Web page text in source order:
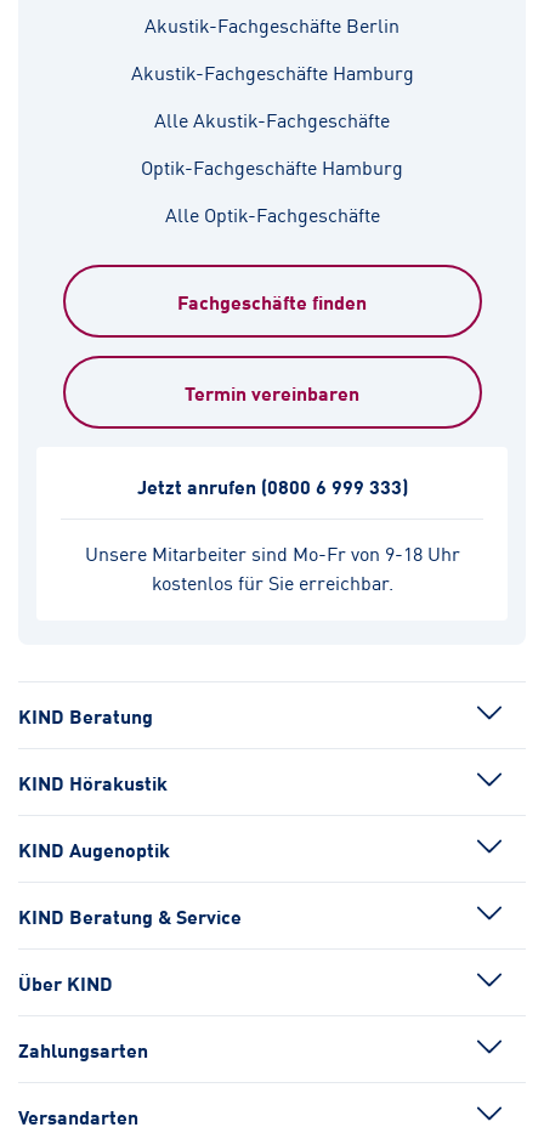
Akustik-Fachgeschäfte Berlin
Akustik-Fachgeschäfte Hamburg
Alle Akustik-Fachgeschäfte
Optik-Fachgeschäfte Hamburg
Alle Optik-Fachgeschäfte
Fachgeschäfte finden
Termin vereinbaren
Unsere Mitarbeiter sind Mo-Fr von 9-18 Uhr
kostenlos für Sie erreichbar.
Jetzt anrufen (0800 6 999 333)
KIND Beratung
KIND Hörakustik
KIND Augenoptik
KIND Beratung & Service
Über KIND
Zahlungsarten
Versandarten